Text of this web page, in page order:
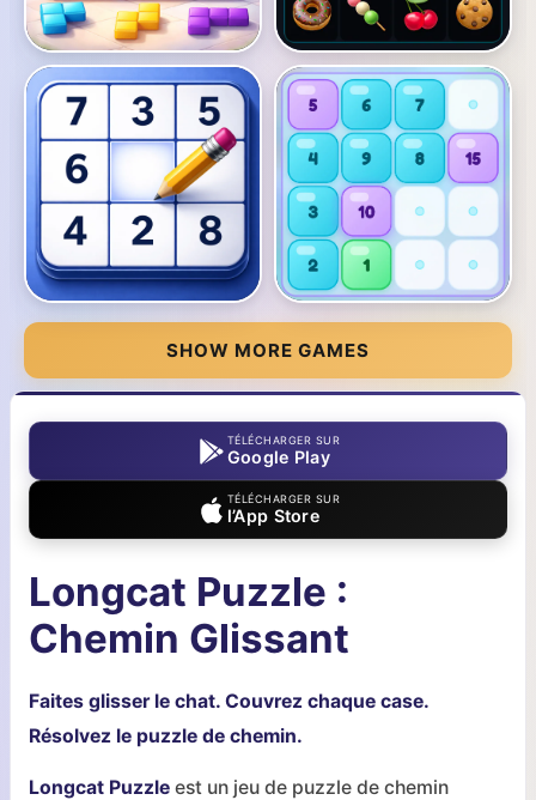
SHOW MORE GAMES
TÉLÉCHARGER SUR
Google Play
TÉLÉCHARGER SUR
l’App Store
Longcat Puzzle :
Chemin Glissant
Faites glisser le chat. Couvrez chaque case.
Résolvez le puzzle de chemin.
Longcat Puzzle est un jeu de puzzle de chemin